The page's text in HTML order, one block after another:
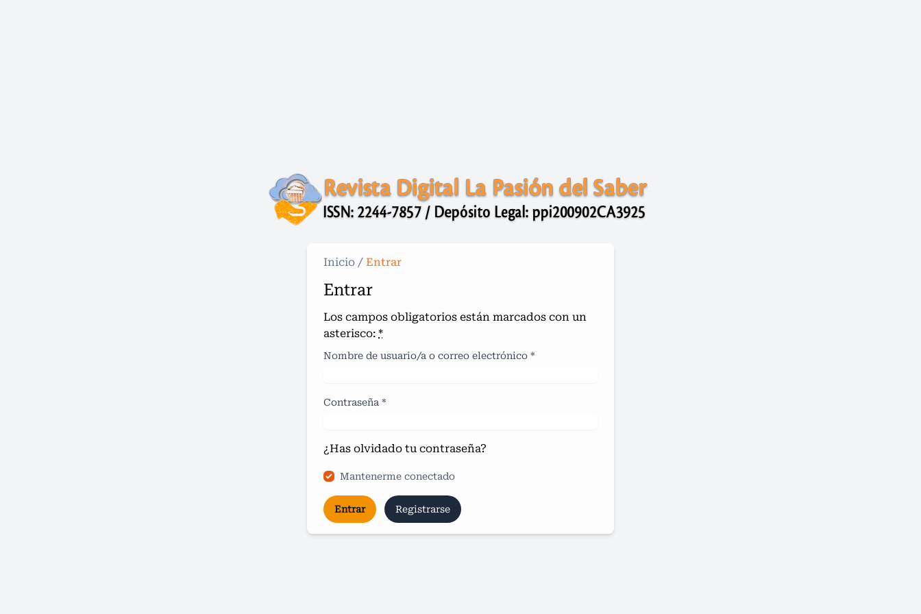
Inicio / Entrar
Entrar
Los campos obligatorios están marcados con un
asterisco: *
Nombre de usuario/a o correo electrónico *
Contraseña *
¿Has olvidado tu contraseña?
Mantenerme conectado
Entrar Registrarse